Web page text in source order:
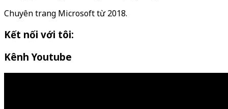
Chuyên trang Microsoft từ 2018.
Kết nối với tôi:
Kênh Youtube